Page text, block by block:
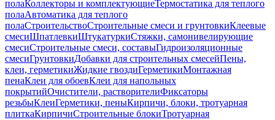
полаКоллекторы и комплектующиеТермостатика для теплого
полаАвтоматика для теплого
полаСтроительствоСтроительные смеси и грунтовкиКлеевые
смесиШпатлевкиШтукатуркиСтяжки, самонивелирующие
смесиСтроительные смеси, составыГидроизоляционные
смесиГрунтовкиДобавки для строительных смесейПены,
клеи, герметикиЖидкие гвоздиГерметикиМонтажная
пенаКлеи для обоевКлеи для напольных
покрытийОчистители, растворителиФиксаторы
резьбыКлеиГерметики, пеныКирпичи, блоки, тротуарная
плиткаКирпичиСтроительные блокиТротуарная